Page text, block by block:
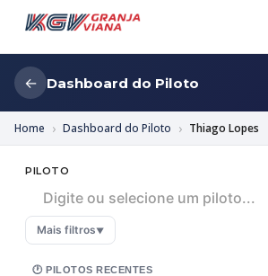
← Dashboard do Piloto
Home Dashboard do Piloto Thiago Lopes
PILOTO
Digite ou selecione um piloto...
Mais filtros▼
🕐 PILOTOS RECENTES